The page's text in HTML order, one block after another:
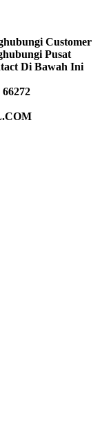
Customer
Pusat
Di Bawah Ini